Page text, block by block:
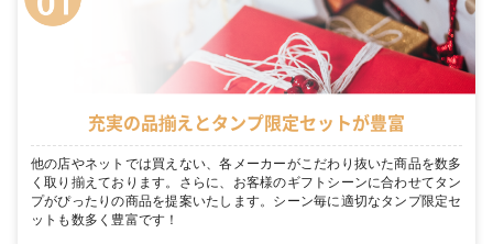
充実の品揃えとタンプ限定セットが豊富
他の店やネットでは買えない、各メーカーがこだわり抜いた商品を数多
く取り揃えております。さらに、お客様のギフトシーンに合わせてタン
プがぴったりの商品を提案いたします。シーン毎に適切なタンプ限定セ
ットも数多く豊富です！